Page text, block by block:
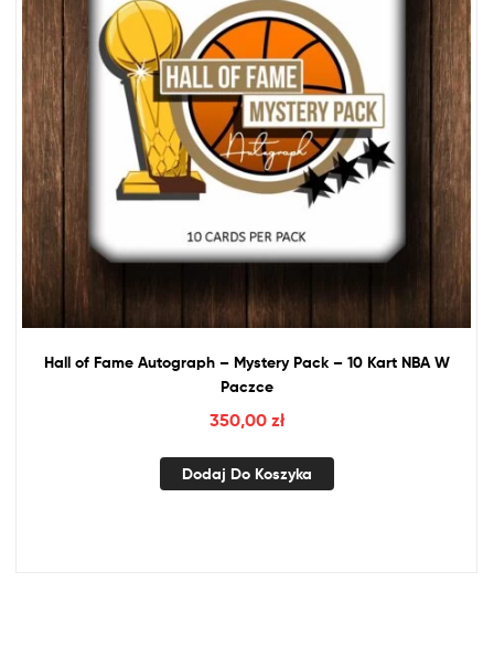
Hall ofFame Autograph – Mystery Pack – 10 Kart NBAW
Paczce
350,00 zł
Dodaj Do Koszyka